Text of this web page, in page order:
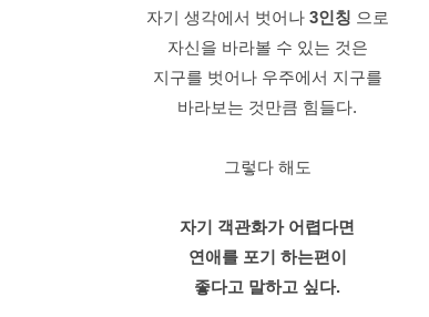
자기 생각에서 벗어나 3인칭 으로
자신을 바라볼 수 있는 것은
지구를 벗어나 우주에서 지구를
바라보는 것만큼 힘들다.
그렇다 해도
자기 객관화가 어렵다면
연애를 포기 하는편이
좋다고 말하고 싶다.